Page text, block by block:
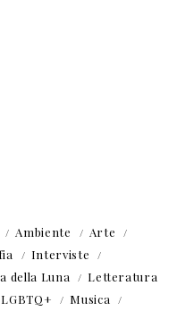
Ambiente
Arte
Interviste
della Luna
Letteratura
LGBTQ+
Musica